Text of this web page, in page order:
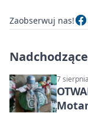
Zaobserwuj nas!
7